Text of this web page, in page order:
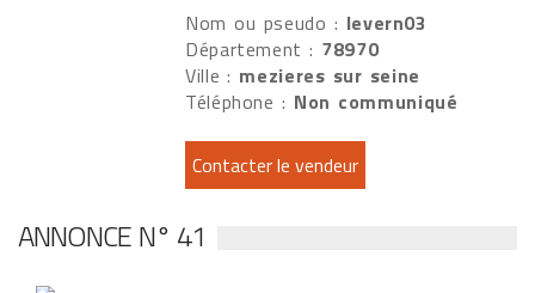
Nom ou pseudo : levern03
Département : 78970
Ville : mezieres sur seine
Téléphone : Non communiqué
ANNONCE N° 41